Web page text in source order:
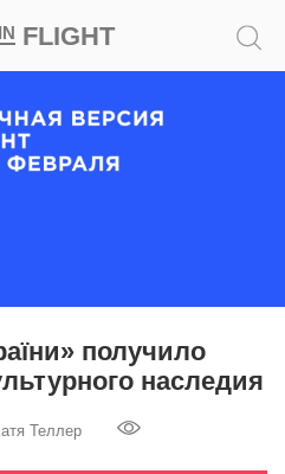
INFLIGHT
получило
наследия
Теллер